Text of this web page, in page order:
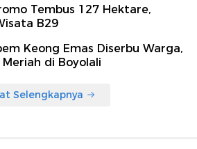
Tembus 127 Hektare,
B29
Keong Emas Diserbu Warga,
di Boyolali
Selengkapnya